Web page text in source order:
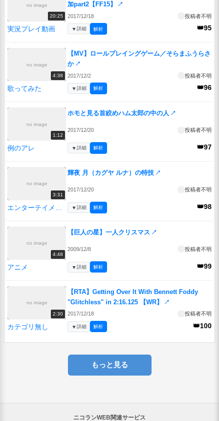
no image
20:25
加part2【FF15】
↗
2017/12/18 投稿者不明
実況プレイ動画 👑95
▼詳細 解析
no image
4:38
【MV】ロールプレイングゲーム／そらまふうらさ
か ↗
2017/12/2 投稿者不明
歌ってみた 👑96
▼詳細 解析
no image
1:12
ホモと見る首絞めハム太郎の中の人 ↗
2017/12/20 投稿者不明
例のアレ 👑97
▼詳細 解析
no image
3:31
輝夜 月（カグヤ ルナ）の特技 ↗
2017/12/20 投稿者不明
👑98
▼詳細 解析
no image
4:48
【巨人の星】一人クリスマス ↗
2009/12/8 投稿者不明
アニメ 👑99
▼詳細 解析
no image
2:30
【RTA】Getting Over It With Bennett Foddy
"Glitchless" in 2:16.125 【WR】
↗
2017/12/18 投稿者不明
カテゴリ無し 👑100
▼詳細 解析
もっと見る
ニコランWEB関連サービス